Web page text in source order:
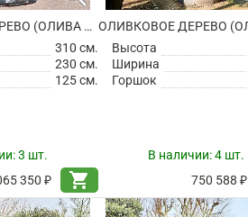
ОЛИВКОВОЕ ДЕРЕВО (ОЛИВА ЕВРОПЕЙСКАЯ)
310 см.
230 см.
125 см.
3 шт.
350 ₽
shopping_cart
Высота
Ширина
Горшок
В наличии:4 шт.
750 588 ₽